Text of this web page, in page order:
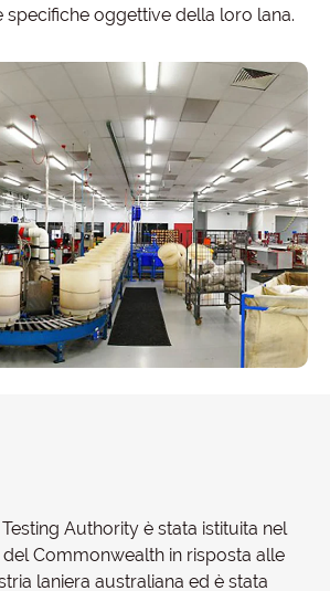
specifiche oggettive della loro lana.
Authority è stata istituita nel
Commonwealth in risposta alle
laniera australiana ed è stata